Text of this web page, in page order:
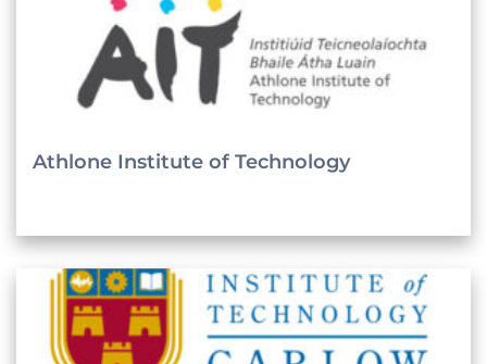
Athlone Institute of Technology